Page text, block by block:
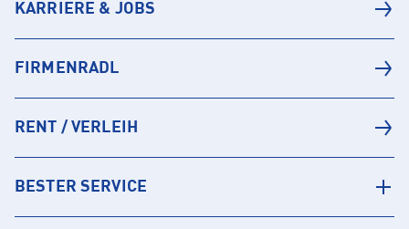
KARRIERE & JOBS
FIRMENRADL
RENT / VERLEIH
BESTER SERVICE